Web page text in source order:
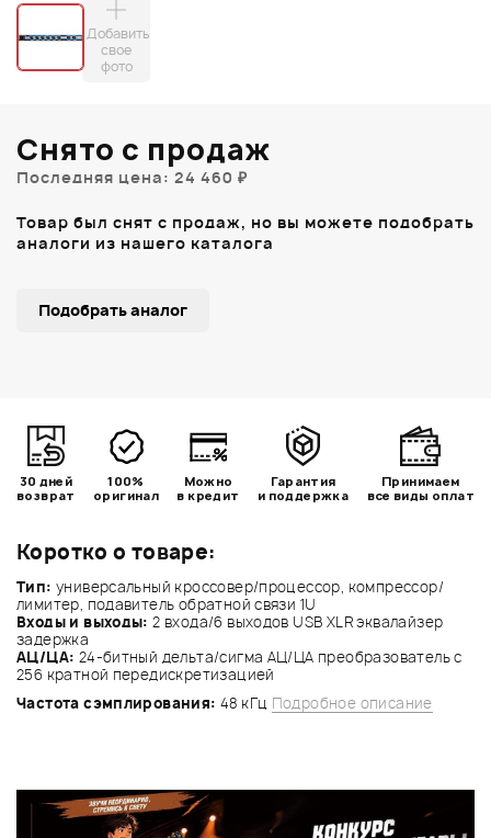
Добавить
свое
фото
Коротко о товаре:
Тип: универсальный кроссовер/процессор, компрессор/
лимитер, подавитель обратной связи 1U
Входы и выходы: 2 входа/6 выходов USB XLR эквалайзер
задержка
АЦ/ЦА: 24-битный дельта/сигма АЦ/ЦА преобразователь с
256 кратной передискретизацией
Частота сэмплирования: 48 кГц Подробное описание
Снято с продаж
Последняя цена: 24 460 ₽
Товар был снят с продаж, но вы можете подобрать
аналоги из нашего каталога
Подобрать аналог
30 дней
возврат
100%
оригинал
Можно
в кредит
Гарантия
и поддержка
Принимаем
все виды оплат